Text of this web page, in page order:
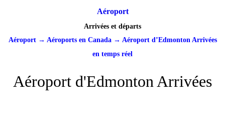
Aéroport
Arrivées et départs
Aéroport→ Aéroports en Canada→ Aéroport d’Edmonton Arrivées
en temps réel
Aéroport d'Edmonton Arrivées